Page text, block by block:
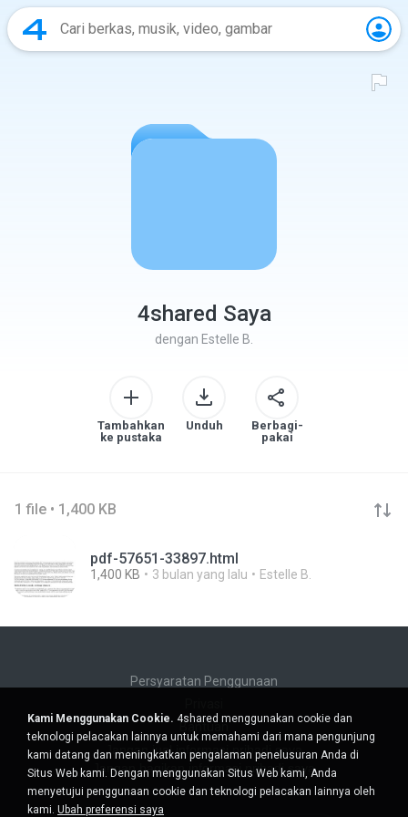
4shared Saya
dengan Estelle B.
Tambahkan
ke pustaka
Unduh
Berbagi-
pakai
1 file • 1,400 KB
pdf-57651-33897.html
1,400 KB 3 bulan yang lalu Estelle B.
Persyaratan Penggunaan
Bantuan
Jangan jual informasi pribadi saya
Jangan bagikan informasi pribadi saya
Kami Menggunakan Cookie. 4shared menggunakan cookie dan
teknologi pelacakan lainnya untuk memahami dari mana pengunjung
kami datang dan meningkatkan pengalaman penelusuran Anda di
Situs Web kami. Dengan menggunakan Situs Web kami, Anda
menyetujui penggunaan cookie dan teknologi pelacakan lainnya oleh
kami. Ubah preferensi saya